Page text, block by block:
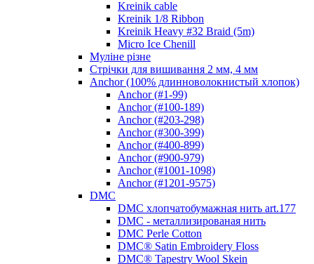
Kreinik cable
Kreinik 1/8 Ribbon
Kreinik Heavy #32 Braid (5m)
Micro Ice Chenill
Муліне різне
Стрічки для вишивання 2 мм, 4 мм
Anchor (100% длинноволокнистый хлопок)
Anchor (#1-99)
Anchor (#100-189)
Anchor (#203-298)
Anchor (#300-399)
Anchor (#400-899)
Anchor (#900-979)
Anchor (#1001-1098)
Anchor (#1201-9575)
DMC
DMC хлопчатобумажная нить art.177
DMC - металлизированая нить
DMC Perle Cotton
DMC® Satin Embroidery Floss
DMC® Tapestry Wool Skein